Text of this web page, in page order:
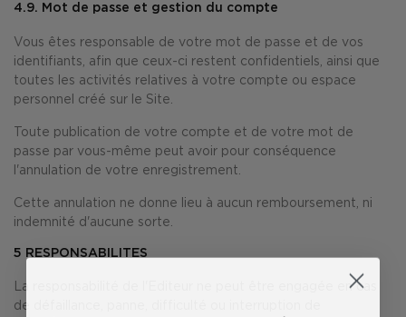
4.9. Mot de passe et gestion du compte
Vous êtes responsable de votre mot de passe et de vos
identifiants, afin que ceux-ci restent confidentiels, ainsi que
toutes les activités relatives à votre compte ou espace
personnel créé sur le Site.
Toute publication de votre compte et de votre mot de
passe par vous-même peut avoir pour conséquence
l'annulation de votre enregistrement.
Cette annulation ne donne lieu à aucun remboursement, ni
indemnité d'aucune sorte.
5 RESPONSABILITES
La responsabilité de l'Editeur ne peut être engagée en cas
de défaillance, panne, difficulté ou interruption de